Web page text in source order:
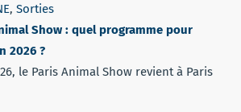
, Sorties
Show : quel programme pour
2026 ?
le Paris Animal Show revient à Paris